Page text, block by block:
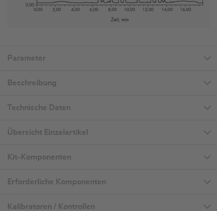
Parameter
Beschreibung
Technische Daten
Übersicht Einzelartikel
Kit-Komponenten
Erforderliche Komponenten
Kalibratoren / Kontrollen